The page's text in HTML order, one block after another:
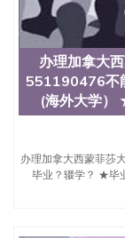
供许多相应科
(UC)，还是
都占据着加州
学座落于硅谷
地区为全美的
134种学士学
国的学生来此
子工程学，
受性肯定及
也吸引了众多
二、办理流程
定金下单； 3
办理加拿大
551190476不
(海外大学）
办理加拿大西蒙菲莎
毕业？辍学？ ★毕